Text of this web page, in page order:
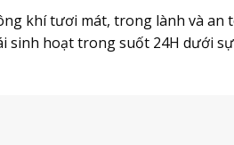
khí tươi mát, trong lành và an
sinh hoạt trong suốt 24H dưới